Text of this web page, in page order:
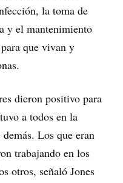
la toma de
y el mantenimiento
que vivan y
dieron positivo para
a todos en la
Los que eran
trabajando en los
otros, señaló Jones